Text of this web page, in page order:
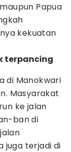
Papua
kekuatan
terpancing
di Manokwari
Masyarakat
ke jalan
ban di
juga terjadi di